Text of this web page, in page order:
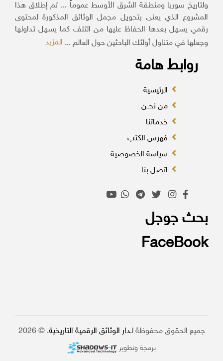
ولتاريخ سوريا ومنطقة الشرق الأوسط عموماً ... تم إطلاق هذا
المشروع الذي يعنى بتحويل مجمل الوثائق المذكورة لمحتوى
رقمي يسهل بعدها الحفاظ عليها من التلف كما يسهل تداولها
وجعلها في متناول أولئك الباحثين حول العالم ...المزيد
روابط هامة
الرئيسية
من نحــن
خدماتنا
فهرس الكتب
سياسة الخصوصية
اتصل بنا
بحث جوجل
FaceBook
جميع الحقوق محفوظة لـ دار الوثائق الرقمية التاريخية. © 2026
برمجة وتطوير